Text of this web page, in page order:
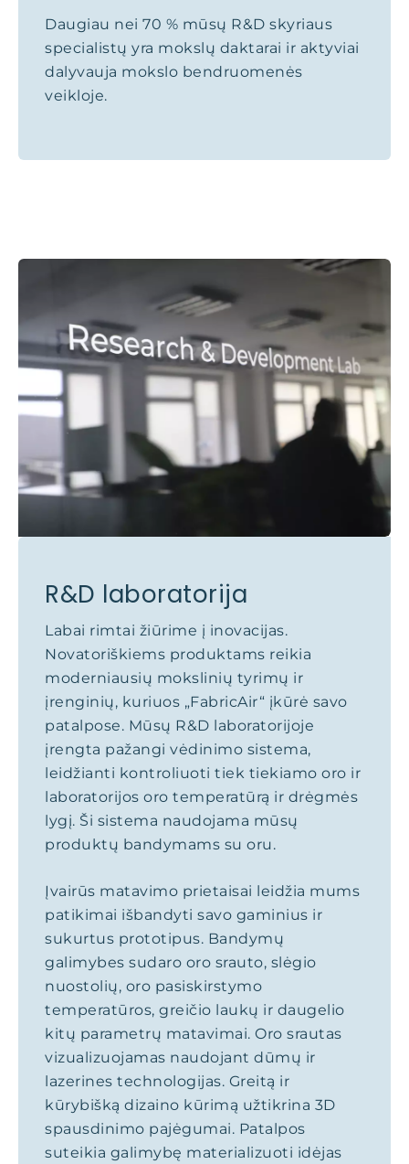
Daugiau nei 70 % mūsų R&D skyriaus
specialistų yra mokslų daktarai ir aktyviai
dalyvauja mokslo bendruomenės
veikloje.
R&D laboratorija
Labai rimtai žiūrime į inovacijas.
Novatoriškiems produktams reikia
moderniausių mokslinių tyrimų ir
įrenginių, kuriuos „FabricAir“ įkūrė savo
patalpose. Mūsų R&D laboratorijoje
įrengta pažangi vėdinimo sistema,
leidžianti kontroliuoti tiek tiekiamo oro ir
laboratorijos oro temperatūrą ir drėgmės
lygį. Ši sistema naudojama mūsų
produktų bandymams su oru.
Įvairūs matavimo prietaisai leidžia mums
patikimai išbandyti savo gaminius ir
sukurtus prototipus. Bandymų
galimybes sudaro oro srauto, slėgio
nuostolių, oro pasiskirstymo
temperatūros, greičio laukų ir daugelio
kitų parametrų matavimai. Oro srautas
vizualizuojamas naudojant dūmų ir
lazerines technologijas. Greitą ir
kūrybišką dizaino kūrimą užtikrina 3D
spausdinimo pajėgumai. Patalpos
suteikia galimybę materializuoti idėjas